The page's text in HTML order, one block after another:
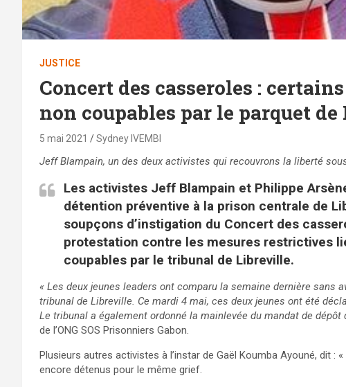
JUSTICE
Concert des casseroles :
non coupables par le parquet
5 mai 2021 Sydney IVEMBI
Jeff Blampain, un des deux activistes qui recouvrons la liberté
Les activistes Jeff Blampain et Philippe
détention préventive à la prison centrale de
soupçons d’instigation du Concert des
protestation contre les mesures restrictives
coupables par le tribunal de Libreville.
« Les deux jeunes leaders ont comparu la semaine dernière sans
tribunal de Libreville. Ce mardi 4 mai, ces deux jeunes ont été
Le tribunal a également ordonné la mainlevée du mandat de dépôt
de l’ONG SOS Prisonniers Gabon.
Plusieurs autres activistes à l’instar de Gaël Koumba Ayouné, dit :
encore détenus pour le même grief.